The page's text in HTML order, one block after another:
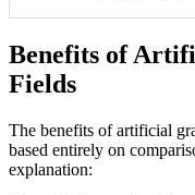
Benefits of
Fields
The benefits of artificial
based entirely on
explanation: